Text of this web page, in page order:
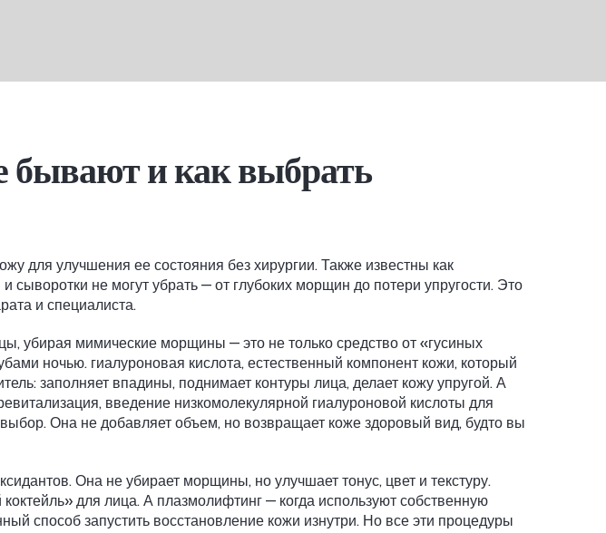
бывают и как выбрать
для улучшения ее состояния без хирургии. Также известны как
не могут убрать — от глубоких морщин до потери упругости. Это
и специалиста.
убирая мимические морщины — это не только средство от «гусиных
ночью. гиалуроновая кислота, естественный компонент кожи, который
заполняет впадины, поднимает контуры лица, делает кожу упругой. А
, введение низкомолекулярной гиалуроновой кислоты для
Она не добавляет объем, но возвращает коже здоровый вид, будто вы
Она не убирает морщины, но улучшает тонус, цвет и текстуру.
для лица. А плазмолифтинг — когда используют собственную
способ запустить восстановление кожи изнутри. Но все эти процедуры